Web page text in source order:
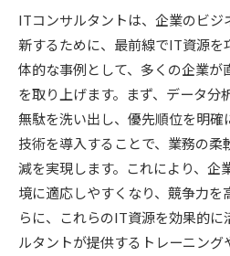
ITコンサルタントは、企業のビ
新するために、最前線でIT資源を
体的な事例として、多くの企業
を取り上げます。まず、データ分
無駄を洗い出し、優先順位を明確
技術を導入することで、業務の柔
減を実現します。これにより、企
境に適応しやすくなり、競争力を
らに、これらのIT資源を効果的
ルタントが提供するトレーニング